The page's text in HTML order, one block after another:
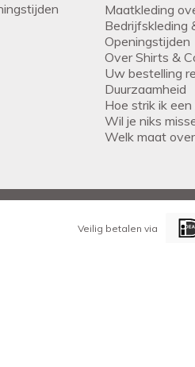
Maatkleding
Bedrijfskleding
Openingstijden
Over Shirts &
Uw bestelling
Duurzaamheid
Hoe strik ik een
Wil je niks
Welk maat
Veilig betalen via